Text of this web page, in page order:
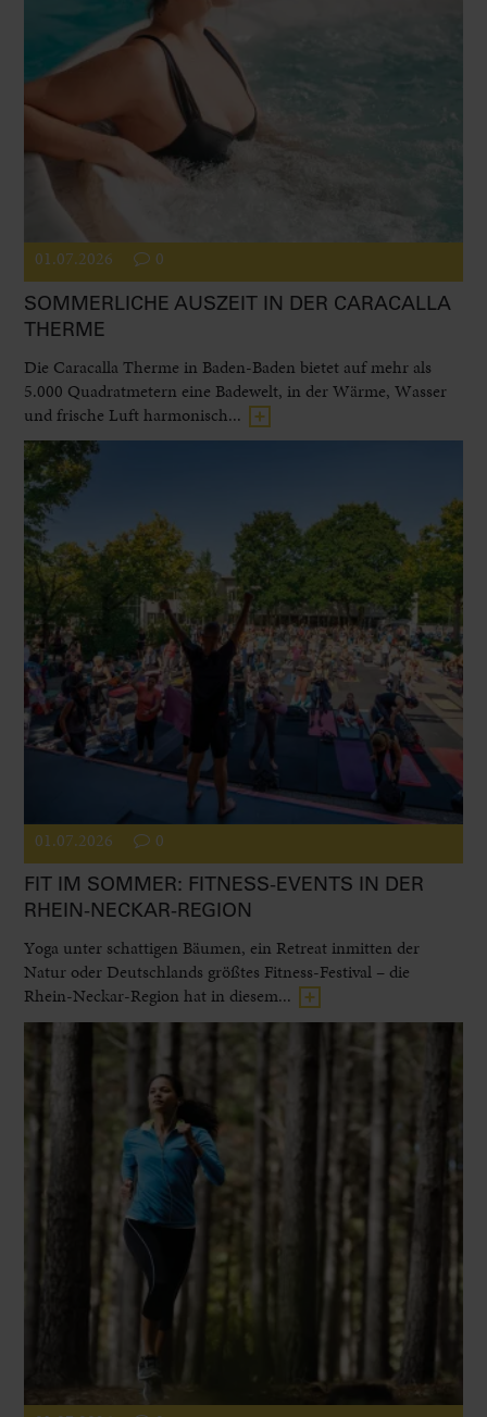
01.07.2026 0
SOMMERLICHE AUSZEIT IN DER CARACALLA
THERME
Die Caracalla Therme in Baden-Baden bietet auf mehr als
5.000 Quadratmetern eine Badewelt, in der Wärme, Wasser
und frische Luft harmonisch...
01.07.2026 0
FIT IM SOMMER: FITNESS-EVENTS IN DER
RHEIN-NECKAR-REGION
Yoga unter schattigen Bäumen, ein Retreat inmitten der
Natur oder Deutschlands größtes Fitness-Festival – die
Rhein-Neckar-Region hat in diesem...